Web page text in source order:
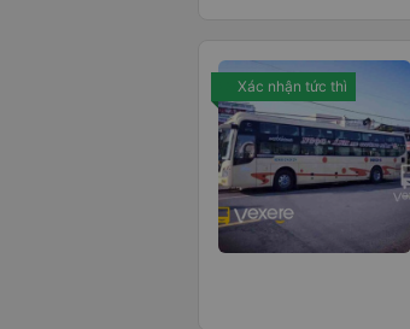
Xác nhận tức thì